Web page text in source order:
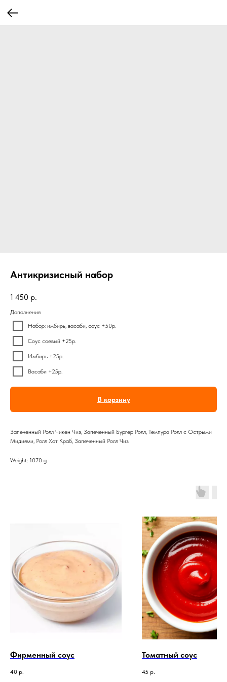
Антикризисный набор
1 450 р.
Дополнения
Набор: имбирь, васаби, соус +50р.
Соус соевый +25р.
Имбирь +25р.
Васаби +25р.
В корзину
Запеченный Ролл Чикен Чиз, Запеченный Бургер Ролл, Темпура Ролл с Острыми
Мидиями, Ролл Хот Краб, Запеченный Ролл Чиз
Weight: 1070 g
Фирменный соус
40 р.
Томатный соус
45 р.